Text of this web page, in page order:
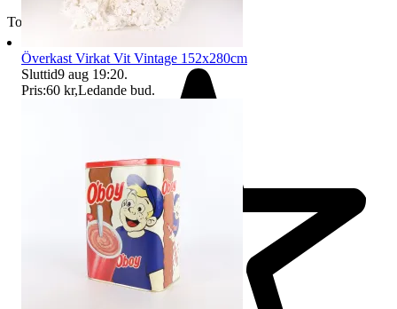
Toppsäljare
Överkast Virkat Vit Vintage 152x280cm
Sluttid9 aug 19:20.
Pris:60 kr,Ledande bud.